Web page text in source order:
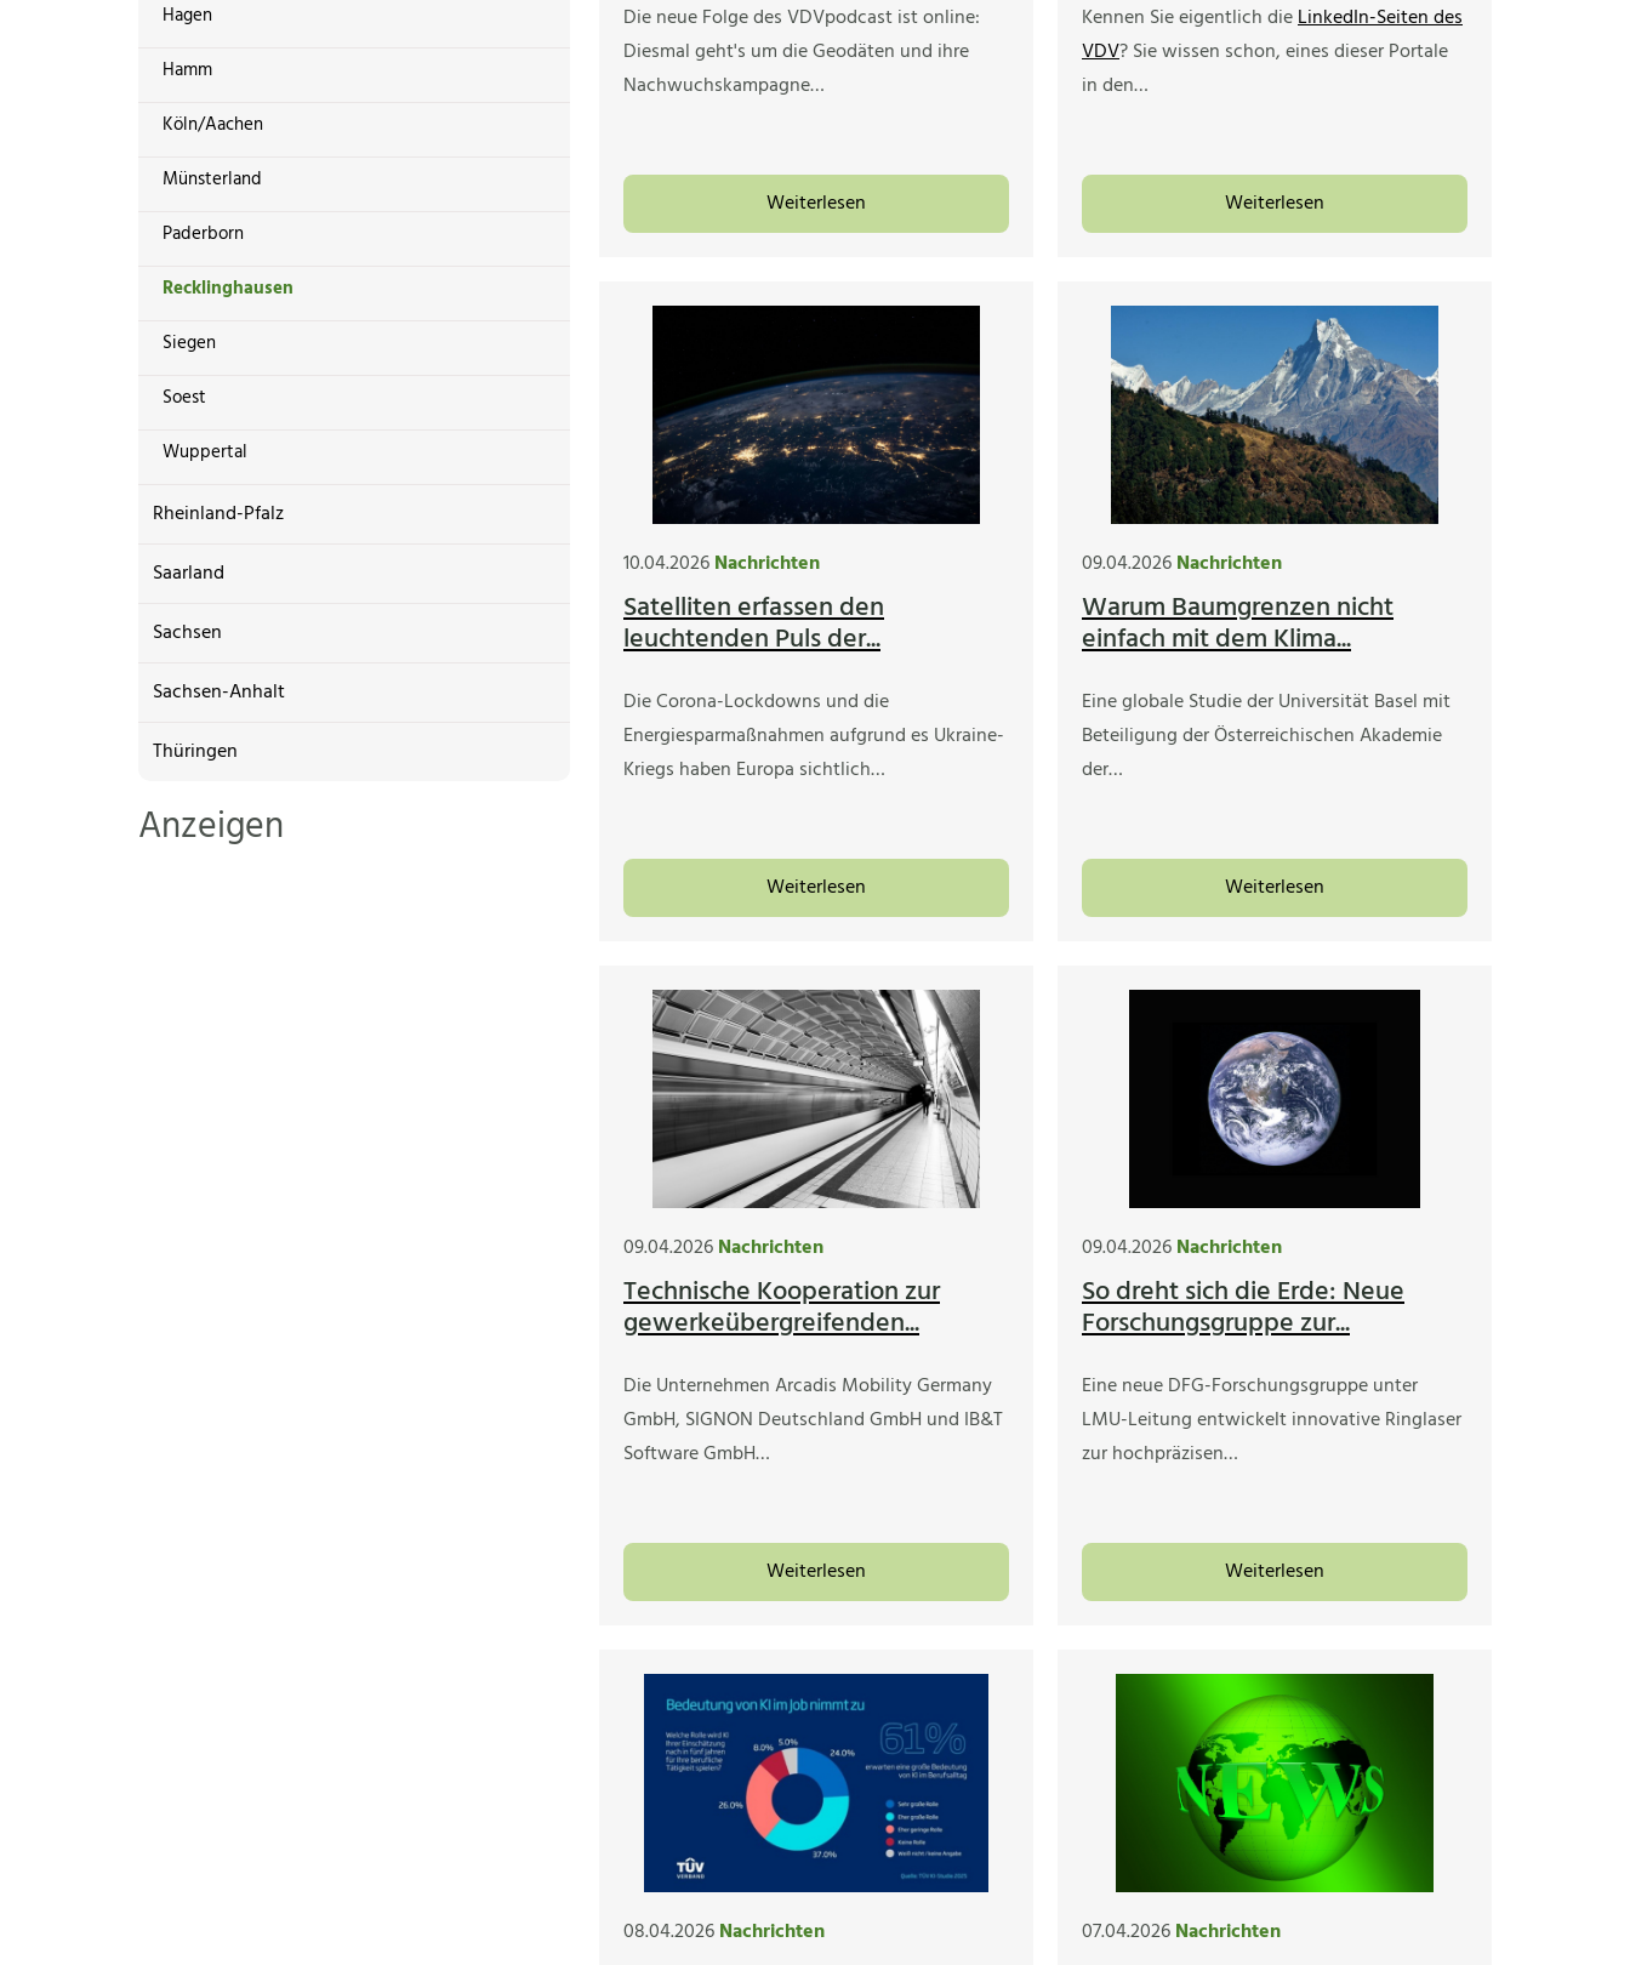
Hagen
Hamm
Köln/Aachen
Münsterland
Paderborn
Recklinghausen
Siegen
Soest
Wuppertal
Rheinland-Pfalz
Saarland
Sachsen
Sachsen-Anhalt
Thüringen
Anzeigen
Die neue Folge des VDVpodcast ist online:
Diesmal geht's um die Geodäten und ihre
Nachwuchskampagne…
Weiterlesen
Kennen Sie eigentlich dieLinkedIn-Seiten des
VDV? Sie wissen schon, eines dieser Portale
in den…
Weiterlesen
10.04.2026Nachrichten
Satelliten erfassen den
leuchtenden Puls der...
Die Corona-Lockdowns und die
Energiesparmaßnahmen aufgrund es Ukraine-
Kriegs haben Europa sichtlich…
Weiterlesen
09.04.2026Nachrichten
Warum Baumgrenzen nicht
einfach mit dem Klima...
Eine globale Studie der Universität Basel mit
Beteiligung der Österreichischen Akademie
der…
Weiterlesen
09.04.2026Nachrichten
Technische Kooperation zur
gewerkeübergreifenden...
Die Unternehmen Arcadis Mobility Germany
GmbH, SIGNON Deutschland GmbH und IB&T
Software GmbH…
Weiterlesen
09.04.2026Nachrichten
So dreht sich die Erde: Neue
Forschungsgruppe zur...
Eine neue DFG-Forschungsgruppe unter
LMU-Leitung entwickelt innovative Ringlaser
zur hochpräzisen…
Weiterlesen
08.04.2026Nachrichten 07.04.2026Nachrichten